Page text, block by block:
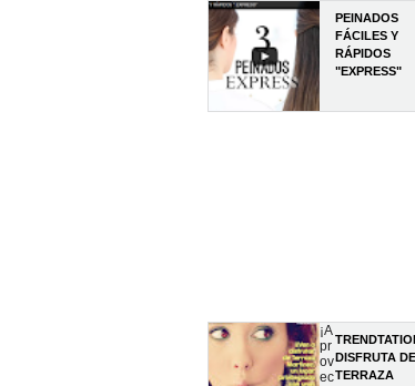
PEINADOS
FÁCILES Y
RÁPIDOS
"EXPRESS"
DISFRUTA DE
TERRAZA
¡A
pr
ov
ec